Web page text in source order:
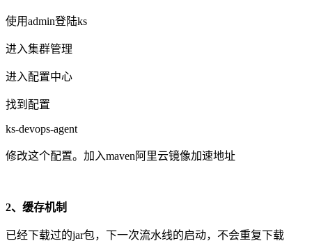
使用admin登陆ks
进入集群管理
进入配置中心
找到配置
ks-devops-agent
修改这个配置。加入maven阿里云镜像加速地址
2、缓存机制
已经下载过的jar包，下一次流水线的启动，不会重复下载